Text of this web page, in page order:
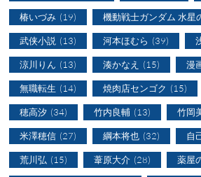
椿いづみ (19) 機動戦士ガンダム 水星
武侠小説 (13) 河本ほむら (39)
涼川りん (13) 湊かなえ (15) 漫
無職転生 (14) 焼肉店センゴク (15)
穂高汐 (34) 竹内良輔 (13) 竹岡
米澤穂信 (27) 綱本将也 (32) 自
荒川弘 (15) 葦原大介 (28) 薬屋